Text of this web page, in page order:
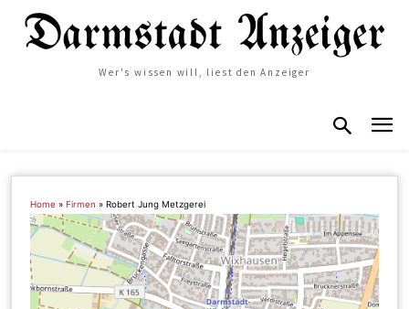
Wer's wissen will, liest den Anzeiger
Home »Firmen »Robert Jung Metzgerei